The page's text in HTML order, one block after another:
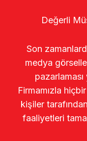
Değerli
Son
medya
pazarlaması
Firmamızla
kişiler
faaliyetleri